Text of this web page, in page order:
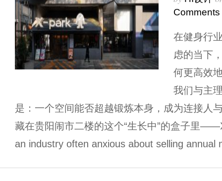
Comments
在健身行
虑的当下
何更高效
我们与主
是：一个空间能否超越锻炼本身，成为连接人
藏在贵阳闹市二楼的这个“生长中”的盒子里
an industry often anxious about selling